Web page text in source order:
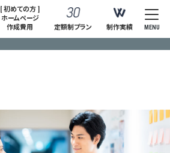
[ 初めての方 ]
ホームページ
作成費用
定額制プラン 制作実績 MENU